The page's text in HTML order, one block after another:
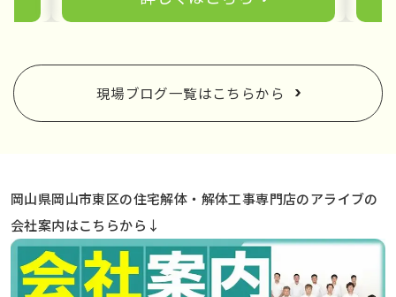
現場ブログ一覧はこちらから
岡山県岡山市東区の住宅解体・解体工事専門店のアライブの
会社案内はこちらから↓